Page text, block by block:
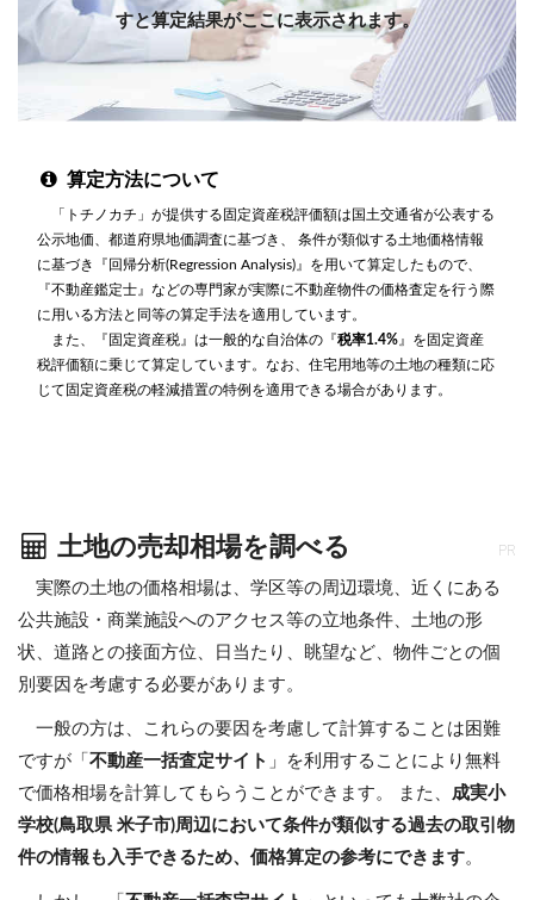
すと算定結果がここに表示されます。
算定方法について
「トチノカチ」が提供する固定資産税評価額は国土交通省が公表する
公示地価、都道府県地価調査に基づき、 条件が類似する土地価格情報
に基づき『回帰分析(Regression Analysis)』を用いて算定したもので、
『不動産鑑定士』などの専門家が実際に不動産物件の価格査定を行う際
に用いる方法と同等の算定手法を適用しています。
また、『固定資産税』は一般的な自治体の『 税率1.4%』を固定資産
税評価額に乗じて算定しています。なお、住宅用地等の土地の種類に応
じて固定資産税の軽減措置の特例を適用できる場合があります。
土地の売却相場を調べる PR
実際の土地の価格相場は、学区等の周辺環境、近くにある
公共施設・商業施設へのアクセス等の立地条件、土地の形
状、道路との接面方位、日当たり、眺望など、物件ごとの個
別要因を考慮する必要があります。
一般の方は、これらの要因を考慮して計算することは困難
ですが「 不動産一括査定サイト 」を利用することにより無料
で価格相場を計算してもらうことができます。 また、 成実小
学校(鳥取県 米子市)周辺において条件が類似する過去の取引物
件の情報も入手できるため、価格算定の参考にできます。